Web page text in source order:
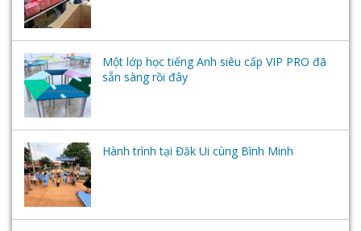
Một lớp học tiếng Anh siêu cấp VIP PRO đã
sẵn sàng rồi đây
Hành trình tại Đăk Ui cùng Bình Minh